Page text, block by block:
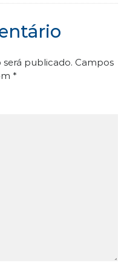
será publicado. Campos
*